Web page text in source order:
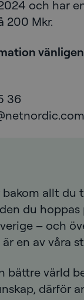
och har
200 Mkr.
36
bakom allt du
du hoppas
– och
en av våra
bättre värld
därför